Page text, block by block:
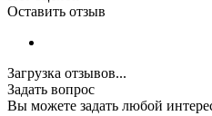
Оставить отзыв
Загрузка отзывов...
Задать вопрос
Вы можете задать любой